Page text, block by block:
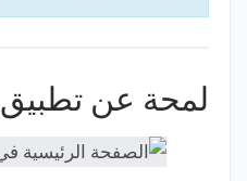
لمحة عن تطبيق Qassus